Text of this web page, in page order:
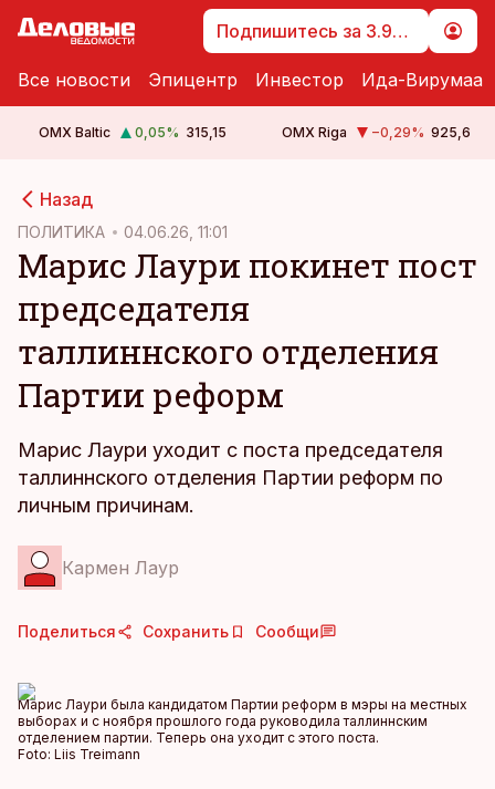
Подпишитесь за 3.99 €
Все новости Эпицентр Инвестор Ида-Вирумаа
OMX Baltic 0,05% 315,15 OMX Riga −0,29% 925,6
Назад
ПОЛИТИКА 04.06.26, 11:01
Марис Лаури покинет пост
председателя
таллиннского отделения
Партии реформ
Марис Лаури уходит с поста председателя
таллиннского отделения Партии реформ по
личным причинам.
Кармен Лаур
Поделиться Сохранить Сообщи
Марис Лаури была кандидатом Партии реформ в мэры на местных
выборах и с ноября прошлого года руководила таллиннским
отделением партии. Теперь она уходит с этого поста.
Foto: Liis Treimann